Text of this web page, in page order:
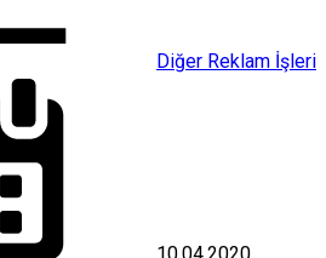
Diğer Reklam İşleri